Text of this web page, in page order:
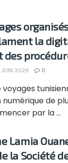
la
2026 0
voyages
de
par la ...
Lamia
la Société